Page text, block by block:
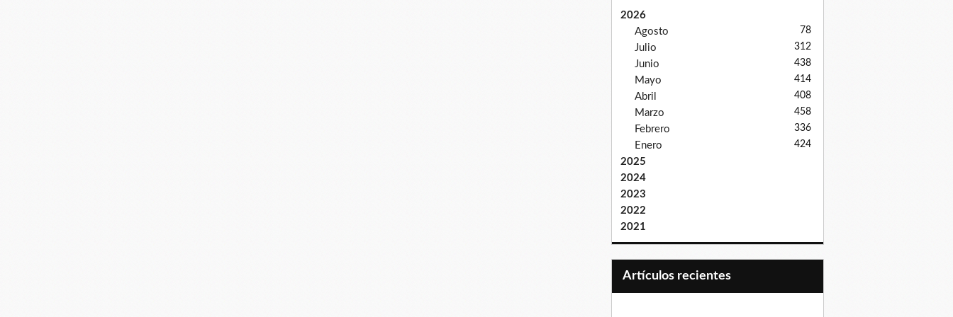
2026
Agosto
78
Julio 312
Junio 438
Mayo 414
Abril 408
Marzo 458
Febrero 336
Enero 424
2025
2024
2023
2022
2021
Artículos recientes